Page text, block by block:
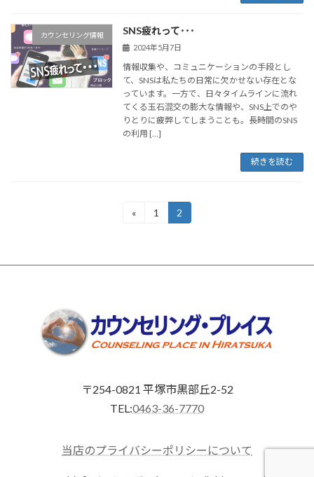
カウンセリング情報 SNS疲れって･･･
2024年5月7日
情報収集や、コミュニケーションの手段とし
て、SNSは私たちの日常に欠かせない存在とな
っています。一方で、日々タイムラインに流れ
てくる玉石混交の膨大な情報や、SNS上でのや
りとりに疲弊してしまうことも。長時間のSNS
の利用 […]
続きを読む
の
«
固
ジ
1
固
定
ジ
2
〒254-0821 平塚市黒部丘2-52
TEL:0463-36-7770
当店のプライバシーポリシーについて